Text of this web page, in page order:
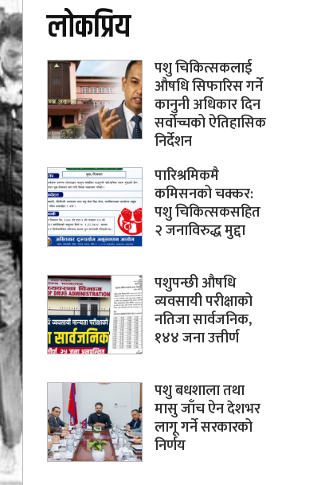
लोकप्रिय
पशु चिकित्सकलाई
औषधि सिफारिस गर्ने
कानुनी अधिकार दिन
सर्वोच्चको ऐतिहासिक
निर्देशन
पारिश्रमिकमै
कमिसनको चक्कर:
पशु चिकित्सकसहित
२ जनाविरुद्ध मुद्दा
पशुपन्छी औषधि
व्यवसायी परीक्षाको
नतिजा सार्वजनिक,
१४४ जना उत्तीर्ण
पशु बधशाला तथा
मासु जाँच ऐन देशभर
लागू गर्ने सरकारको
निर्णय